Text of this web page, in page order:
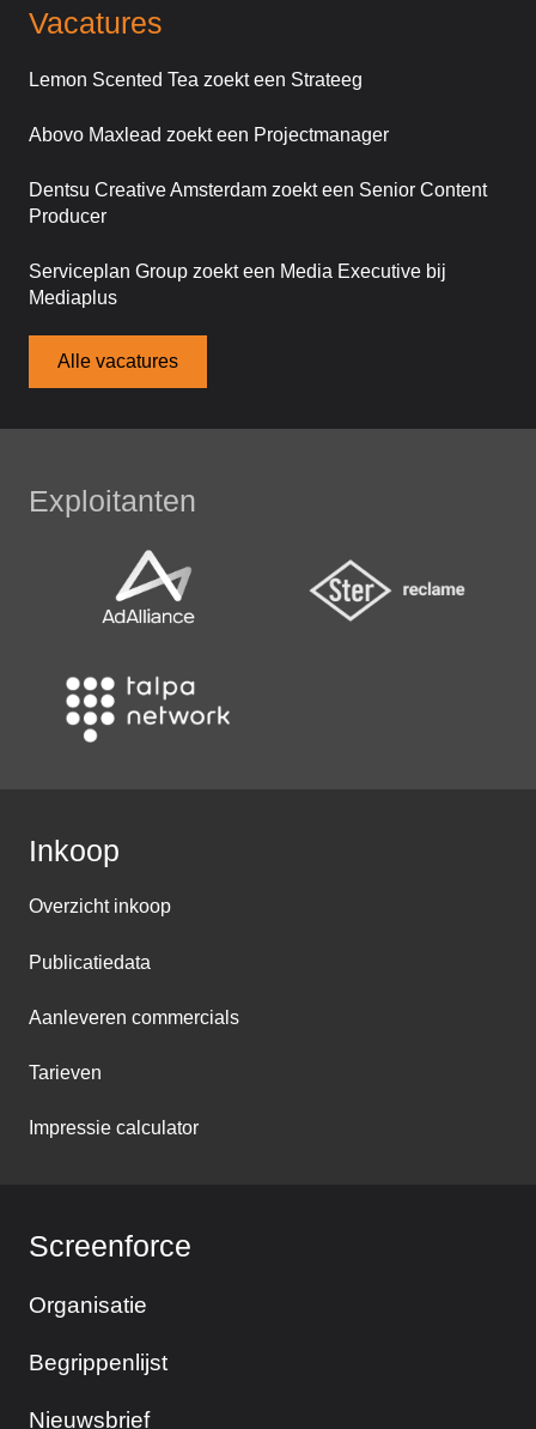
Vacatures
Lemon Scented Tea zoekt een Strateeg
Abovo Maxlead zoekt een Projectmanager
Dentsu Creative Amsterdam zoekt een Senior Content
Producer
Serviceplan Group zoekt een Media Executive bij
Mediaplus
Alle vacatures
Exploitanten
Inkoop
Overzicht inkoop
Publicatiedata
Aanleveren commercials
Tarieven
Impressie calculator
Screenforce
Organisatie
Begrippenlijst
Nieuwsbrief